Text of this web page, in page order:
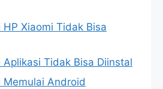
Xiaomi Tidak Bisa
Tidak Bisa Diinstal
Memulai Android